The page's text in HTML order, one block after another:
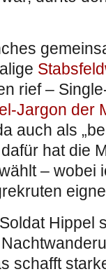
rief –
Jargon der
auch als
hat die
–
Hippel
schafft